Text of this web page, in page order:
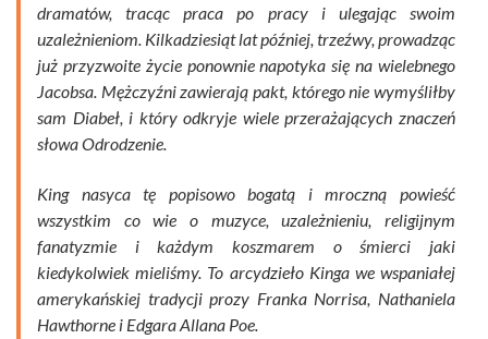
dramatów, tracąc praca po pracy i ulegając swoim
uzależnieniom. Kilkadziesiąt lat później, trzeźwy, prowadząc
już przyzwoite życie ponownie napotyka się na wielebnego
Jacobsa. Mężczyźni zawierają pakt, którego nie wymyśliłby
sam Diabeł, i który odkryje wiele przerażających znaczeń
słowa Odrodzenie.
King nasyca tę popisowo bogatą i mroczną powieść
wszystkim co wie o muzyce, uzależnieniu, religijnym
fanatyzmie i każdym koszmarem o śmierci jaki
kiedykolwiek mieliśmy. To arcydzieło Kinga we wspaniałej
amerykańskiej tradycji prozy Franka Norrisa, Nathaniela
Hawthorne i Edgara Allana Poe.